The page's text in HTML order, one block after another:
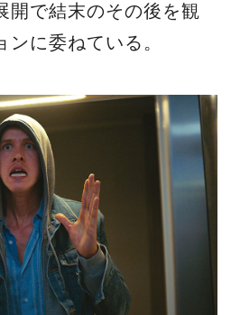
開で結末のその後を観
に委ねている。